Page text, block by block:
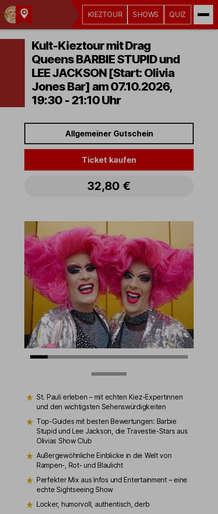
Kult-
Kieztouren
Hamburg
KIEZTOUR SHOWS QUIZ
Kult-Kieztour mit Drag
Queens BARBIE STUPID und
LEE JACKSON [Start: Olivia
Jones Bar] am 07.10.2026,
19:30 - 21:10 Uhr
Allgemeiner Gutschein
Ticket kaufen
32,80 €
St. Pauli erleben – mit echten Kiez-Expertinnen
und den wichtigsten Sehenswürdigkeiten
Top-Guides mit besten Bewertungen: Barbie
Stupid und Lee Jackson, die Travestie-Stars aus
Olivias Show Club
Außergewöhnliche Einblicke in die Welt von
Rampen-, Rot- und Blaulicht
Perfekter Mix aus Infos und Entertainment – eine
echte Sightseeing Show
Locker, humorvoll, authentisch, derb